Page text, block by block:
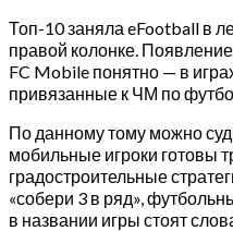
Топ-10 заняла eFootball в
правой колонке.
FC Mobile понятно — в
привязанные к ЧМ по
По данному тому можно
мобильные игроки готовы
градостроительные
«собери 3 в ряд»,
в названии игры стоят